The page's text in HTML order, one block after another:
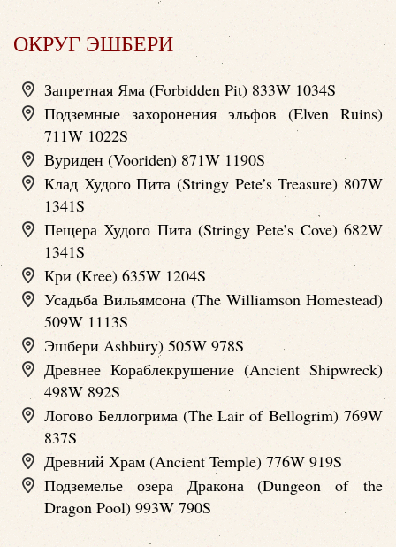
ОКРУГ ЭШБЕРИ
Запретная Яма (Forbidden Pit) 833W 1034S
Подземные захоронения эльфов (Elven Ruins)
711W 1022S
Вуриден (Vooriden) 871W 1190S
Клад Худого Пита (Stringy Pete’s Treasure) 807W
1341S
Пещера Худого Пита (Stringy Pete’s Cove) 682W
1341S
Кри (Kree) 635W 1204S
Усадьба Вильямсона (The Williamson Homestead)
509W 1113S
Эшбери Ashbury) 505W 978S
Древнее Кораблекрушение (Ancient Shipwreck)
498W 892S
Логово Беллогрима (The Lair of Bellogrim) 769W
837S
Древний Храм (Ancient Temple) 776W 919S
Подземелье озера Дракона (Dungeon of the
Dragon Pool) 993W 790S